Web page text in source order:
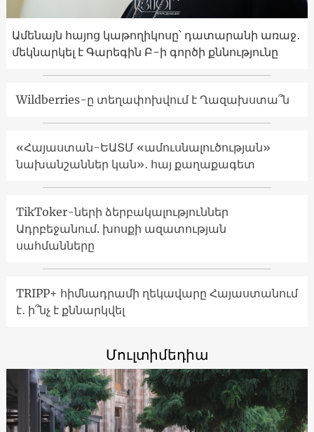
Ամենայն հայոց կաթողիկոսը՝ դատարանի առաջ․
մեկնարկել է Գարեգին Բ-ի գործի քննությունը
Wildberries-ը տեղափոխվում է Ղազախստա՞ն
«Հայաստան-ԵԱՏՄ «ամուսնալուծության»
նախանշաններ կան»․ հայ քաղաքագետ
TikToker-ների ձերբակալություններ
Ադրբեջանում. խոսքի ազատության
սահմանները
TRIPP+ հիմնադրամի ղեկավարը Հայաստանում
է․ ի՞նչ է քննարկվել
Մուլտիմեդիա